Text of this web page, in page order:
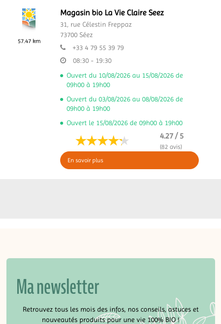
57.47 km
Magasin bio La Vie Claire Seez
31, rue Célestin Freppaz
73700 Séez
+33 4 79 55 39 79
08:30 - 19:30
Ouvert du 10/08/2026 au 15/08/2026 de
09h00 à 19h00
Ouvert du 03/08/2026 au 08/08/2026 de
09h00 à 19h00
Ouvert le 15/08/2026 de 09h00 à 19h00
4.27 / 5
(82 avis)
En savoir plus
Ma newsletter
Retrouvez tous les mois des infos, nos conseils, astuces et
nouveautés produits pour une vie 100% BIO !